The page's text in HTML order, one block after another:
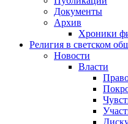
Документы
Архив
Хроники
Религия в светском
Новости
Власти